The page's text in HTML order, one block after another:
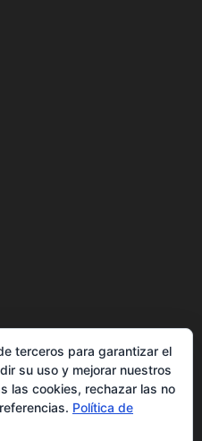
las cookies
terceros para garantizar el
su uso y mejorar nuestros
las cookies, rechazar las no
Política de